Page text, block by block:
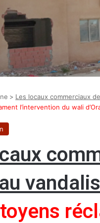
> Les locaux commerciaux
l’intervention du wali